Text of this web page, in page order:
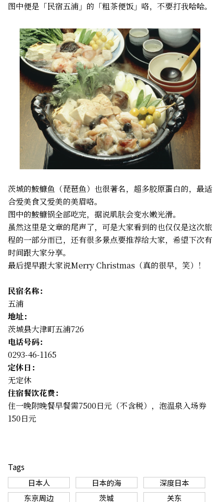
图中便是「民宿五浦」的「粗茶便饭」咯，不要打我哈哈。
茨城的鮟鱇鱼（琵琶鱼）也很著名，超多胶原蛋白的，最适
合爱美食又爱美的美眉咯。
图中的鮟鱇锅全部吃完，据说肌肤会变水嫩光滑。
虽然这里是文章的尾声了，可是大家看到的也仅仅是这次旅
程的一部分而已，还有很多景点要推荐给大家，希望下次有
时间跟大家分享。
最后提早跟大家说Merry Christmas（真的很早，笑）！
民宿名称：
五浦
地址：
茨城县大津町五浦726
电话号码：
0293-46-1165
定休日：
无定休
住宿餐饮花费：
住一晚附晚餐早餐需7500日元（不含税），泡温泉入场券
150日元
Tags
日本人 日本的海
深度日本
东京周边
茨城 关东